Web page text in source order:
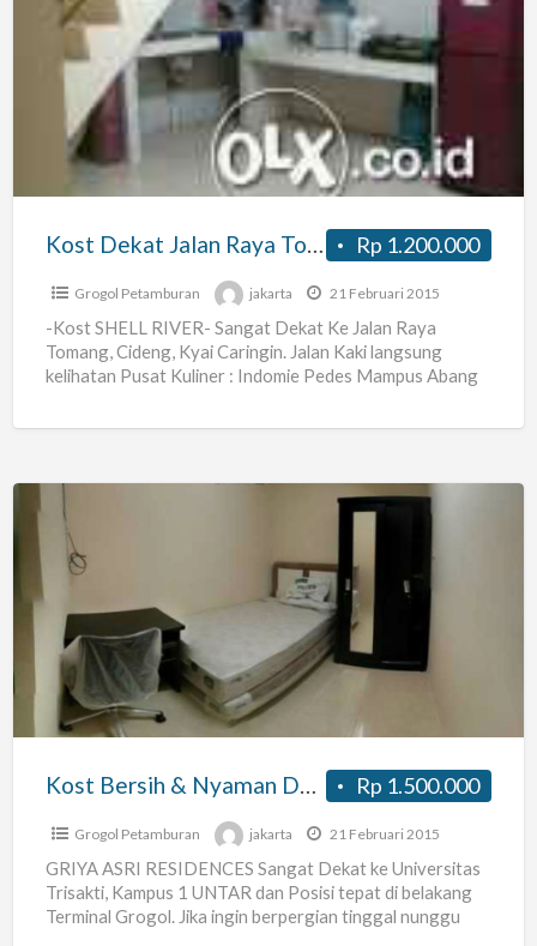
Dekat
Tomang,
Cideng,
Roxy
Rp 1.200.000
Kost Dekat Jalan Raya Tomang, Cideng, Roxy
Grogol Petamburan jakarta 21 Februari 2015
-Kost SHELL RIVER- Sangat Dekat Ke Jalan Raya
Tomang, Cideng, Kyai Caringin. Jalan Kaki langsung
kelihatan Pusat Kuliner : Indomie Pedes Mampus Abang
Kost
Bersih
Nyaman
Dekat
Trisakti,untar
Di
Rp 1.500.000
Kost Bersih & Nyaman Dekat Trisakti,untar Di Grogol
Grogol Petamburan jakarta 21 Februari 2015
GRIYA ASRI RESIDENCES Sangat Dekat ke Universitas
Trisakti, Kampus 1 UNTAR dan Posisi tepat di belakang
Terminal Grogol. Jika ingin berpergian tinggal nunggu